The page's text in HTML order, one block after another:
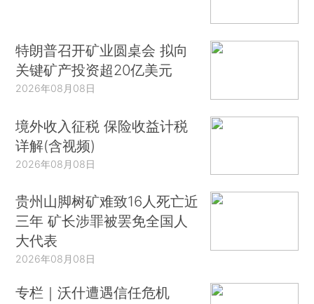
特朗普召开矿业圆桌会 拟向
关键矿产投资超20亿美元
2026年08月08日
境外收入征税 保险收益计税
详解(含视频)
2026年08月08日
贵州山脚树矿难致16人死亡近
三年 矿长涉罪被罢免全国人
大代表
2026年08月08日
专栏｜沃什遭遇信任危机